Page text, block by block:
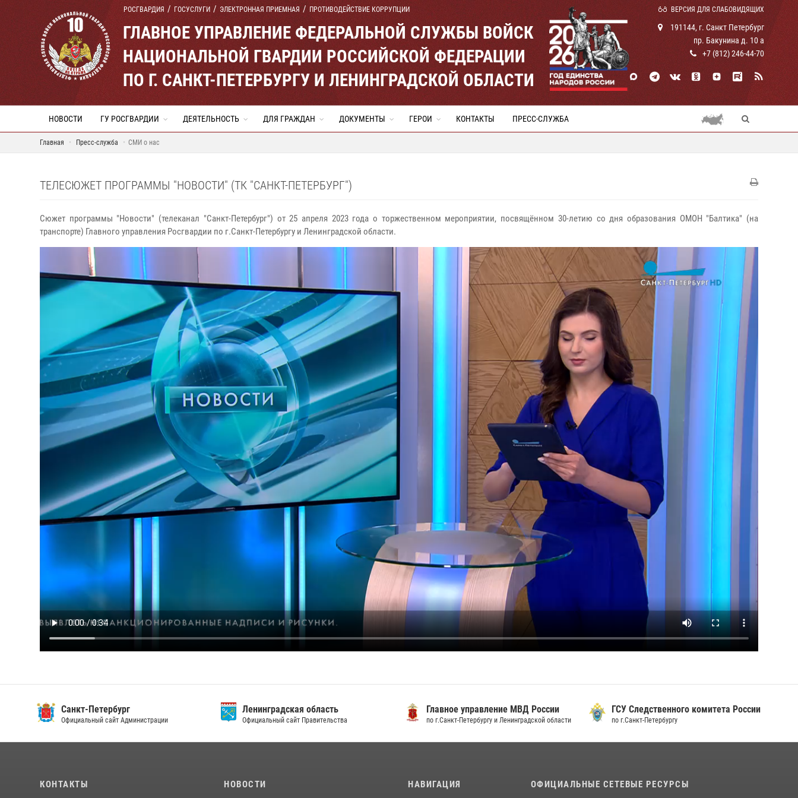
РОСГВАРДИЯ ГОСУСЛУГИ ЭЛЕКТРОННАЯ ПРИЕМНАЯ ПРОТИВОДЕЙСТВИЕ КОРРУПЦИИ ВЕРСИЯ ДЛЯ СЛАБОВИДЯЩИХ
ГЛАВНОЕ УПРАВЛЕНИЕ ФЕДЕРАЛЬНОЙ СЛУЖБЫ ВОЙСК
НАЦИОНАЛЬНОЙ ГВАРДИИ РОССИЙСКОЙ ФЕДЕРАЦИИ
ПО Г. САНКТ-ПЕТЕРБУРГУ И ЛЕНИНГРАДСКОЙ ОБЛАСТИ
191144, г. Санкт Петербург
пр. Бакунина д. 10 а
+7 (812) 246-44-70
НОВОСТИ ГУ РОСГВАРДИИ ДЕЯТЕЛЬНОСТЬ ДЛЯ ГРАЖДАН ДОКУМЕНТЫ ГЕРОИ КОНТАКТЫ ПРЕСС-СЛУЖБА
Главная Пресс-служба СМИ о нас
ТЕЛЕСЮЖЕТ ПРОГРАММЫ "НОВОСТИ" (ТК "САНКТ-ПЕТЕРБУРГ")
Сюжет программы "Новости" (телеканал "Санкт-Петербург") от 25 апреля 2023 года о торжественном мероприятии, посвящённом 30-летию со дня образования ОМОН "Балтика" (на
транспорте) Главного управления Росгвардии по г.Санкт-Петербургу и Ленинградской области.
Санкт-Петербург
Официальный сайт Администрации
Ленинградская область
Официальный сайт Правительства
Главное управление МВД России
по г.Санкт-Петербургу и Ленинградской области
ГСУ Следственного комитета России
по г.Санкт-Петербургу
КОНТАКТЫ НОВОСТИ НАВИГАЦИЯ ОФИЦИАЛЬНЫЕ СЕТЕВЫЕ РЕСУРСЫ